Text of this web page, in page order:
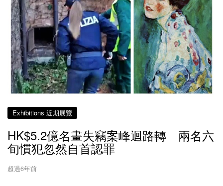
Exhibitions 近期展覽
HK$5.2億名畫失竊案峰迴路轉 兩名六
旬慣犯忽然自首認罪
超過6年前